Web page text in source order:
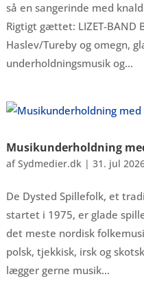
så en sangerinde med
Rigtigt gættet: LIZET-BAND
Haslev/Tureby og omegn,
underholdningsmusik og...
Musikunderholdning
afSydmedier.dk| 31. jul
De Dysted Spillefolk, et
startet i 1975, er glade
det meste nordisk
polsk, tjekkisk, irsk og
lægger gerne musik...